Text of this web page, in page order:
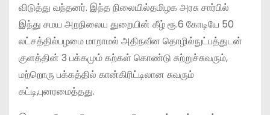
விடுத்து வந்தனர். இந்த நிலையில்தமிழக அரசு சார்பில்
இந்து சமய அறநிலைய துறையின் கீழ் ரூ.6 கோடியே 50
லட்சத்தில்பழமை மாறாமல் அதிநவீன தொழில்நுட்பத்துடன்
குளத்தின் 3 பக்கமும் கற்கள் கொண்டு சுற்றுச்சுவரும்,
மற்றொரு பக்கத்தில் கான்கிரிட்டிலான சுவரும்
கட்டி,புனரமைத்தது.